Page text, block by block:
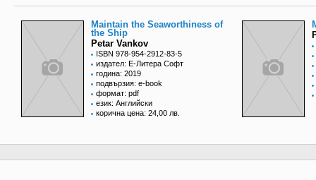
Maintain the Seaworthiness of
the Ship
Petar Vankov
ISBN 978-954-2912-83-5
издател: Е-Литера Софт
година: 2019
подвързия: e-book
формат: pdf
език: Английски
корична цена: 24,00 лв.